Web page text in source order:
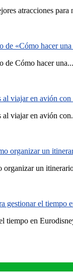
atracciones para
de «Cómo hacer
de Cómo hacer una...
viajar en avión con
al viajar en avión
organizar un
organizar un
gestionar el tiempo
tiempo en